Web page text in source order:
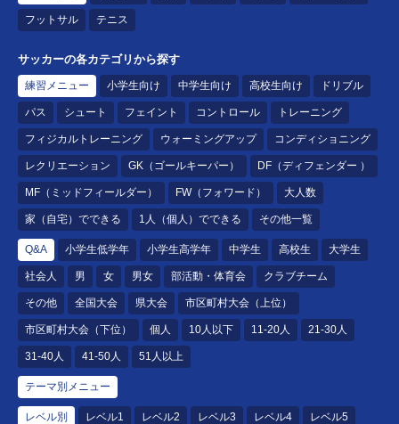
フットサル テニス
サッカーの各カテゴリから探す
練習メニュー 小学生向け 中学生向け 高校生向け ドリブル
パス シュート フェイント コントロール トレーニング
フィジカルトレーニング ウォーミングアップ コンディショニング
レクリエーション GK（ゴールキーパー） DF（ディフェンダー ）
MF（ミッドフィールダー） FW（フォワード） 大人数
家（自宅）でできる 1人（個人）でできる その他一覧
Q&A 小学生低学年 小学生高学年 中学生 高校生 大学生
社会人 男 女 男女 部活動・体育会 クラブチーム
その他 全国大会 県大会 市区町村大会（上位）
市区町村大会（下位） 個人 10人以下 11-20人 21-30人
31-40人 41-50人 51人以上
テーマ別メニュー
レベル別 レベル1 レベル2 レベル3 レベル4 レベル5